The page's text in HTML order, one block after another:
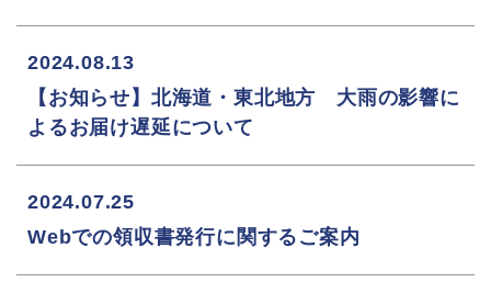
2024.08.13
【お知らせ】北海道・東北地方 大雨の影響に
よるお届け遅延について
2024.07.25
Webでの領収書発行に関するご案内